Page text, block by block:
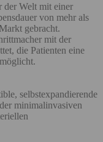
der Welt mit einer
von mehr als
gebracht.
mit der
die Patienten eine
selbstexpandierende
minimalinvasiven